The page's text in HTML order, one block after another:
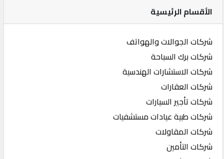
الأقسام الرئيسية
شركات الجوالات والهواتف
شركات برك السباحة
شركات الاستشارات الهندسية
شركات العقارات
شركات تأجير السيارات
شركات طبية عيادات مستشفيات
شركات المقاولات
شركات التأمين